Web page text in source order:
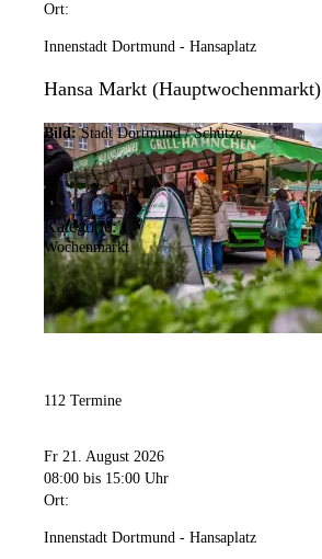
Ort:
Innenstadt Dortmund - Hansaplatz
Hansa Markt (Hauptwochenmarkt)
Bild: Stadt Dortmund / Schütze
Kategorie:
Wochenmarkt
112 Termine
Fr 21. August 2026
08:00 bis 15:00 Uhr
Ort:
Innenstadt Dortmund - Hansaplatz